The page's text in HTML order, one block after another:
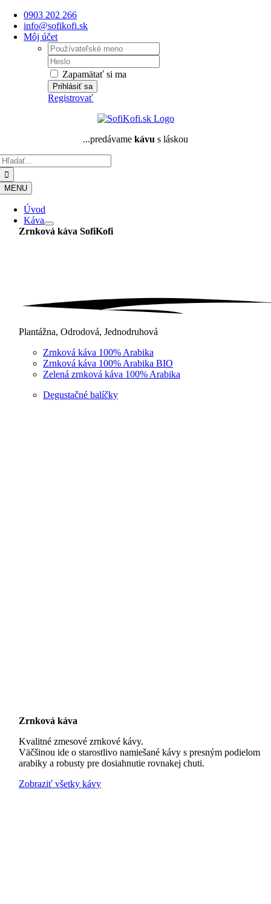
Skip
content
0903 202 266
info@sofikofi.sk
Môj účet
Username:
Password:
Zapamätať si ma
Registrovať
...predávame kávu s láskou
MENU
Úvod
Káva
Zrnková káva SofiKofi
Plantážna, Odrodová, Jednodruhová
Zrnková káva 100% Arabika
Zrnková káva 100% Arabika BIO
Zelená zrnková káva 100% Arabika
Degustačné balíčky
Zrnková káva
Kvalitné zmesové zrnkové kávy.
Väčšinou ide o starostlivo namiešané kávy s presným podielom
arabiky a robusty pre dosiahnutie rovnakej chuti.
Zobraziť všetky kávy